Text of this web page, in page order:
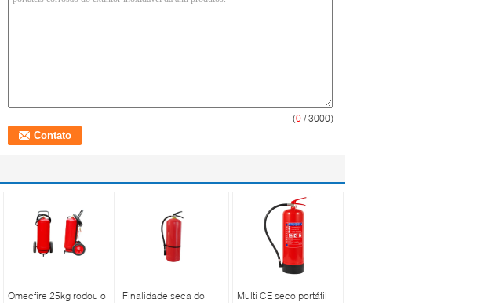
(0 / 3000)
Omecfire 25kg rodou o
Finalidade seca do
Multi CE seco portátil